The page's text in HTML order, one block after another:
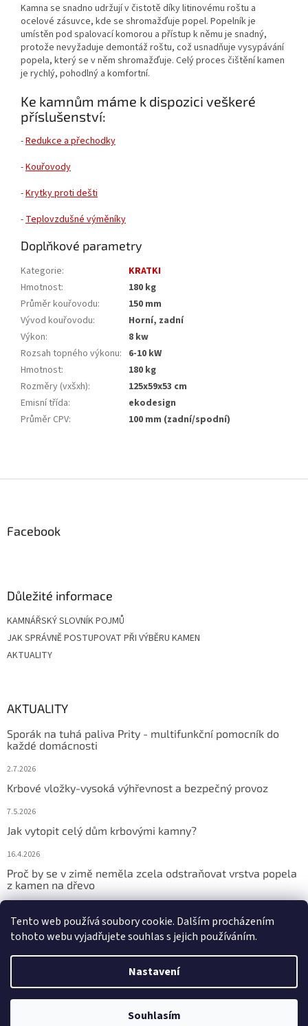
Tento web používá soubory cookie. Dalším procházením
tohoto webu vyjadřujete souhlas s jejich používáním.
Nastavení
Souhlasím
Kamna se snadno udržují v čistotě díky litinovému roštu a
ocelové zásuvce, kde se shromažďuje popel. Popelník je
umístěn pod spalovací komorou a přístup k němu je snadný,
protože nevyžaduje demontáž roštu, což usnadňuje vysypávání
popela, který se v něm shromažďuje. Celý proces čištění kamen
je rychlý, pohodlný a komfortní.
Ke kamnům máme k dispozici veškeré
příslušenství:
-Redukce a přechodky
-Kouřovody
-Krytky proti dešti
-Teplovzdušné výměníky
Doplňkové parametry
Kategorie:
KRATKI
Hmotnost:
180 kg
Průměr kouřovodu:
150 mm
Vývod kouřovodu:
Horní, zadní
Výkon:
8 kw
Rozsah topného výkonu: 6-10 kW
Hmotnost:
180 kg
Rozměry (vxšxh):
125x59x53 cm
Emisní třída:
ekodesign
Průměr CPV: 100 mm (zadní/spodní)
Facebook
Důležité informace
KAMNÁŘSKÝ SLOVNÍK POJMŮ
JAK SPRÁVNĚ POSTUPOVAT PŘI VÝBĚRU KAMEN
AKTUALITY
AKTUALITY
Sporák na tuhá paliva Prity - multifunkční pomocník do
každé domácnosti
2.7.2026
Krbové vložky-vysoká výhřevnost a bezpečný provoz
7.5.2026
Jak vytopit celý dům krbovými kamny?
16.4.2026
Proč by se v zimě neměla zcela odstraňovat vrstva popela
z kamen na dřevo
Copyright 2026NEJLEVNĚJŠÍ KAMNA. Všechna práva vyhrazena.
Upravit nastavení cookies